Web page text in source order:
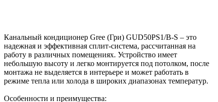
Канальный кондиционер Gree (Гри) GUD50PS1/B-S – это
надежная и эффективная сплит-система, рассчитанная на
работу в различных помещениях. Устройство имеет
небольшую высоту и легко монтируется под потолком, после
монтажа не выделяется в интерьере и может работать в
режиме тепла или холода в широких диапазонах температур.
Особенности и преимущества: